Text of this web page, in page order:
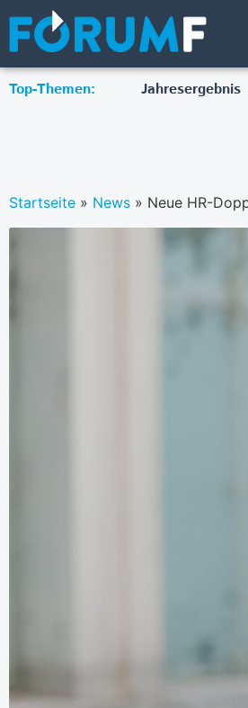
Top-Themen: Jahresergebnis
Startseite » News » Neue HR-